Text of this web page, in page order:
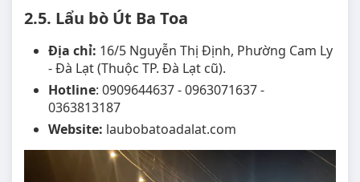
2.5. Lẩu bò Út Ba Toa
Địa chỉ: 16/5 Nguyễn Thị Định, Phường Cam Ly
- Đà Lạt (Thuộc TP. Đà Lạt cũ).
Hotline: 0909644637 - 0963071637 -
0363813187
Website: laubobatoadalat.com